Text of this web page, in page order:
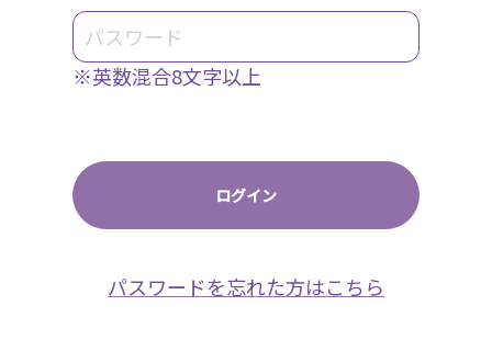
※英数混合8文字以上
パスワードを忘れた方はこちら